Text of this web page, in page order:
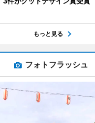
もっと見る
フォトフラッシュ